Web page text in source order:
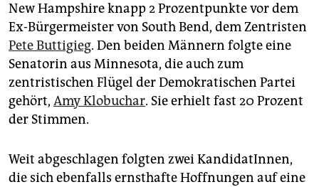
New Hampshire knapp 2 Prozentpunkte vor dem
Ex-Bürgermeister von South Bend, dem Zentristen
Pete Buttigieg. Den beiden Männern folgte eine
Senatorin aus Minnesota, die auch zum
zentristischen Flügel der Demokratischen Partei
gehört, Amy Klobuchar. Sie erhielt fast 20 Prozent
der Stimmen.
Weit abgeschlagen folgten zwei KandidatInnen,
die sich ebenfalls ernsthafte Hoffnungen auf eine